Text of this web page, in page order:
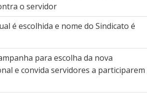
o servidor
é escolhida e nome do Sindicato é
para escolha da nova
e convida servidores a participarem